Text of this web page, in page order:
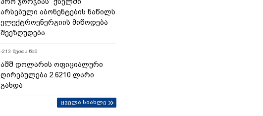
არსებული აბონენტების ნაწილს
ელექტროენერგიის მიწოდება
შეეზღუდება
-213 წუთის წინ
აშშ დოლარის ოფიციალური
ღირებულება 2.6210 ლარი
გახდა
ყველა სიახლე